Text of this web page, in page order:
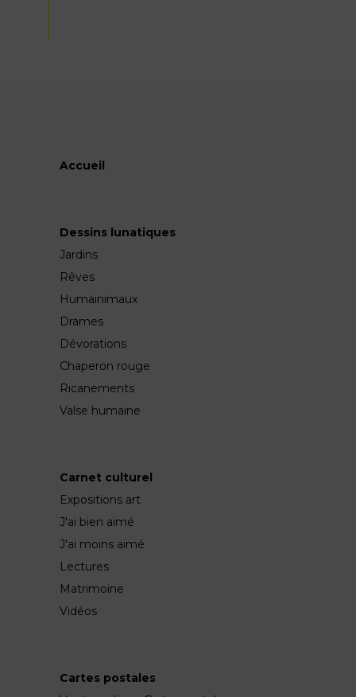
Accueil
Dessins lunatiques
Jardins
Rêves
Humainimaux
Drames
Dévorations
Chaperon rouge
Ricanements
Valse humaine
Carnet culturel
Expositions art
J'ai bien aimé
J'ai moins aimé
Lectures
Matrimoine
Vidéos
Cartes postales